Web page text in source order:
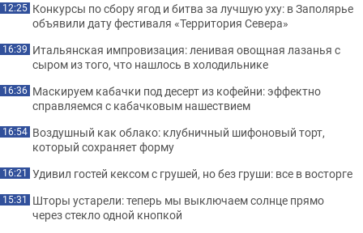
12:25 Конкурсы по сбору ягод и битва за лучшую уху: в Заполярье
объявили дату фестиваля «Территория Севера»
16:39 Итальянская импровизация: ленивая овощная лазанья с
сыром из того, что нашлось в холодильнике
16:36 Маскируем кабачки под десерт из кофейни: эффектно
справляемся с кабачковым нашествием
16:54 Воздушный как облако: клубничный шифоновый торт,
который сохраняет форму
16:21 Удивил гостей кексом с грушей, но без груши: все в восторге
15:31 Шторы устарели: теперь мы выключаем солнце прямо
через стекло одной кнопкой